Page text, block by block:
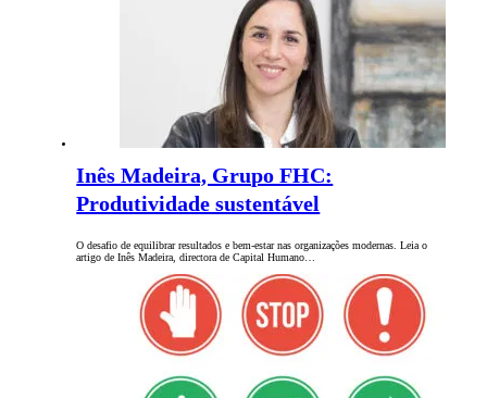
Inês Madeira, Grupo FHC:
Produtividade sustentável
O desafio de equilibrar resultados e bem-estar nas organizações modernas. Leia o
artigo de Inês Madeira, directora de Capital Humano…